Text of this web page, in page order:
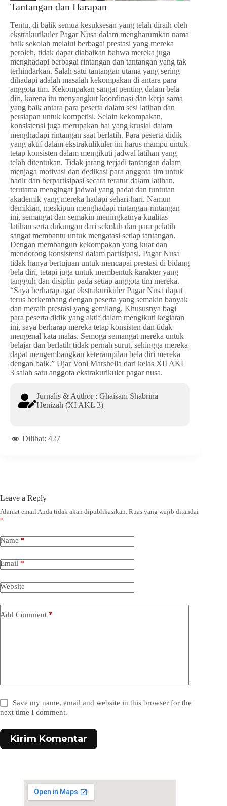
Tantangan dan Harapan
Tentu, di balik semua kesuksesan yang telah diraih oleh
ekstrakurikuler Pagar Nusa dalam mengharumkan nama
baik sekolah melalui berbagai prestasi yang mereka
peroleh, tidak dapat diabaikan bahwa mereka juga
menghadapi berbagai rintangan dan tantangan yang tak
terhindarkan. Salah satu tantangan utama yang sering
dihadapi adalah masalah kekompakan di antara para
anggota tim. Kekompakan sangat penting dalam bela
diri, karena itu menyangkut koordinasi dan kerja sama
yang baik antara para peserta dalam sesi latihan dan
persiapan untuk kompetisi. Selain kekompakan,
konsistensi juga merupakan hal yang krusial dalam
menghadapi rintangan saat berlatih. Para peserta didik
yang aktif dalam ekstrakulikuler ini harus mampu untuk
tetap konsisten dalam mengikuti jadwal latihan yang
telah ditentukan. Tidak jarang terjadi tantangan dalam
menjaga motivasi dan dedikasi para anggota tim untuk
hadir dan berpartisipasi secara teratur dalam latihan,
terutama mengingat jadwal yang padat dan tuntutan
akademik yang mereka hadapi sehari-hari. Namun
demikian, meskipun menghadapi rintangan-rintangan
ini, semangat dan semakin meningkatnya kualitas
latihan serta dukungan dari sekolah dan para pelatih
sangat membantu untuk mengatasi setiap tantangan.
Dengan membangun kekompakan yang kuat dan
mendorong konsistensi dalam partisipasi, Pagar Nusa
tidak hanya bertujuan untuk mencapai prestasi di bidang
bela diri, tetapi juga untuk membentuk karakter yang
tangguh dan disiplin pada setiap anggota tim mereka.
“Saya berharap agar ekstrakurikuler Pagar Nusa dapat
terus berkembang dengan peserta yang semakin banyak
dan meraih prestasi yang gemilang. Khususnya bagi
para peserta didik yang aktif dalam mengikuti kegiatan
ini, saya berharap mereka tetap konsisten dan tidak
mengenal kata malas. Semoga semangat mereka untuk
belajar dan berlatih tidak pernah surut, sehingga mereka
dapat mengembangkan keterampilan bela diri mereka
dengan baik.” Ujar Voni Marshella dari kelas XII AKL
3 salah satu anggota ekstrakurikuler pagar nusa.
Jurnalis & Author : Ghaisani Shabrina
Henizah (XI AKL 3)
Dilihat: 427
Leave a Reply
Alamat email Anda tidak akan dipublikasikan. Ruas yang wajib ditandai
*
Name *
Email *
Website
Add Comment *
Save my name, email and website in this browser for the
next time I comment.
Kirim Komentar